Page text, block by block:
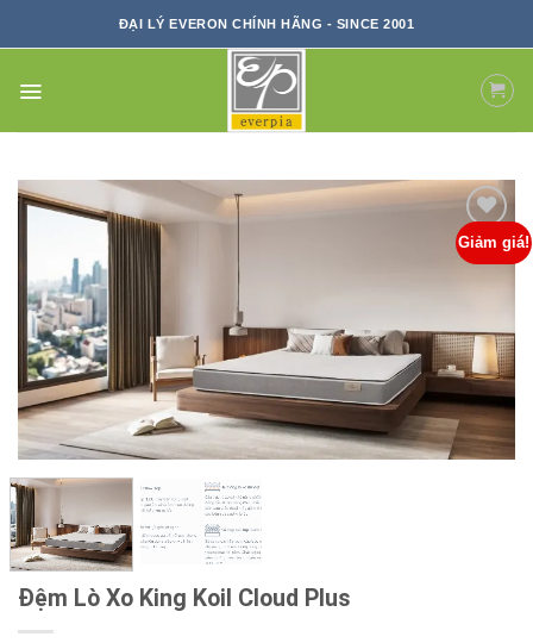
ĐẠI LÝ EVERON CHÍNH HÃNG - SINCE 2001
Giảm giá!
Đệm Lò Xo King Koil Cloud Plus